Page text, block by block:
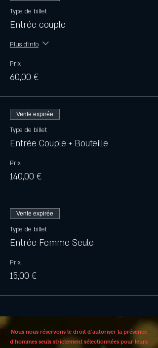
Type de billet
Entrée couple
Plus d'info
Prix
60,00 €
Vente expirée
Type de billet
Entrée Couple + Bouteille
Prix
140,00 €
Vente expirée
Type de billet
Entrée Femme Seule
Prix
15,00 €
Nous nous réservons le droit d’autoriser la présence
d’hommes seuls strictement sélectionnées pour leurs